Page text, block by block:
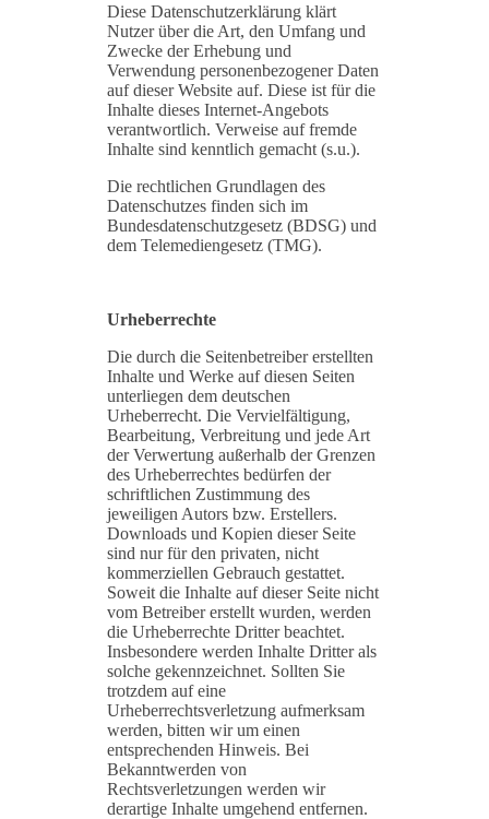
Diese Datenschutzerklärung klärt
Nutzer über die Art, den Umfang und
Zwecke der Erhebung und
Verwendung personenbezogener Daten
auf dieser Website auf. Diese ist für die
Inhalte dieses Internet-Angebots
verantwortlich. Verweise auf fremde
Inhalte sind kenntlich gemacht (s.u.).
Die rechtlichen Grundlagen des
Datenschutzes finden sich im
Bundesdatenschutzgesetz (BDSG) und
dem Telemediengesetz (TMG).
Urheberrechte
Die durch die Seitenbetreiber erstellten
Inhalte und Werke auf diesen Seiten
unterliegen dem deutschen
Urheberrecht. Die Vervielfältigung,
Bearbeitung, Verbreitung und jede Art
der Verwertung außerhalb der Grenzen
des Urheberrechtes bedürfen der
schriftlichen Zustimmung des
jeweiligen Autors bzw. Erstellers.
Downloads und Kopien dieser Seite
sind nur für den privaten, nicht
kommerziellen Gebrauch gestattet.
Soweit die Inhalte auf dieser Seite nicht
vom Betreiber erstellt wurden, werden
die Urheberrechte Dritter beachtet.
Insbesondere werden Inhalte Dritter als
solche gekennzeichnet. Sollten Sie
trotzdem auf eine
Urheberrechtsverletzung aufmerksam
werden, bitten wir um einen
entsprechenden Hinweis. Bei
Bekanntwerden von
Rechtsverletzungen werden wir
derartige Inhalte umgehend entfernen.